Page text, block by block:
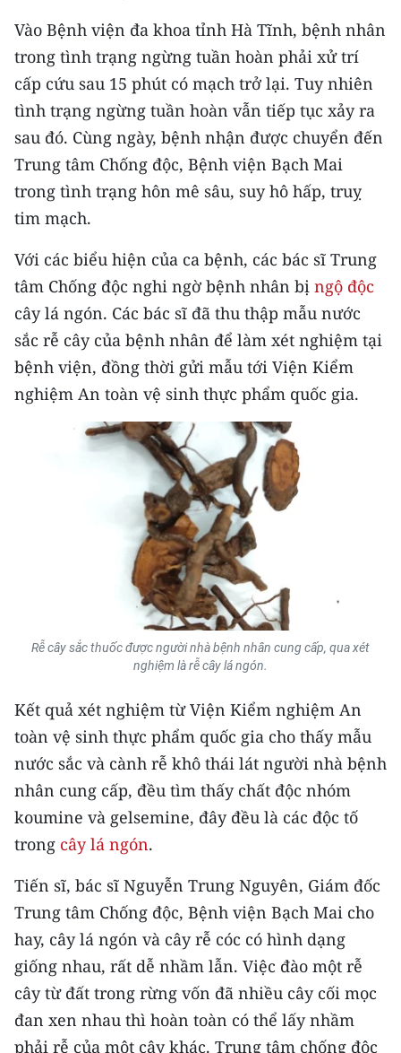
Media Y tế
Media Khoa học - Công nghệ
Media Môi trường
Ảnh
Infographic
TIN MỚI
TIN ĐỊA PHƯƠNG
Trung du và miền núi phía Bắc
Đồng bằng sông Hồng
Bắc Trung Bộ
Duyên hải Nam Trung Bộ và Tây
Đồng bằng sông Cửu Long
Chuyên trang Hà Nội
Chuyên trang TP. Hồ Chí Minh
CÁC CHUYÊN TRANG
VỀ BÁO NHÂN DÂN
THỜI NAY
NHÂN DÂN CUỐI TUẦN
NHÂN DÂN HẰNG THÁNG
MUA BÁO
ĐỌC BÁO IN
Vào Bệnh viện đa khoa tỉnh Hà Tĩnh, bệnh nhân
trong tình trạng ngừng tuần hoàn phải xử trí
cấp cứu sau 15 phút có mạch trở lại. Tuy nhiên
tình trạng ngừng tuần hoàn vẫn tiếp tục xảy ra
sau đó. Cùng ngày, bệnh nhận được chuyển đến
Trung tâm Chống độc, Bệnh viện Bạch Mai
trong tình trạng hôn mê sâu, suy hô hấp, truỵ
tim mạch.
Với các biểu hiện của ca bệnh, các bác sĩ Trung
tâm Chống độc nghi ngờ bệnh nhân bị ngộ độc
cây lá ngón. Các bác sĩ đã thu thập mẫu nước
sắc rễ cây của bệnh nhân để làm xét nghiệm tại
bệnh viện, đồng thời gửi mẫu tới Viện Kiểm
nghiệm An toàn vệ sinh thực phẩm quốc gia.
Rễ cây sắc thuốc được người nhà bệnh nhân cung cấp, qua xét
nghiệm làrễcây lá ngón.
Kết quả xét nghiệm từ Viện Kiểm nghiệm An
toàn vệ sinh thực phẩm quốc gia cho thấy mẫu
nước sắc và cành rễ khô thái lát người nhà bệnh
nhân cung cấp, đều tìm thấy chất độc nhóm
koumine và gelsemine, đây đều là các độc tố
trong cây lá ngón.
Tiến sĩ, bác sĩ Nguyễn Trung Nguyên, Giám đốc
Trung tâm Chống độc, Bệnh viện Bạch Mai cho
hay, cây lá ngón và cây rễ cóc có hình dạng
giống nhau, rất dễ nhầm lẫn. Việc đào một rễ
cây từ đất trong rừng vốn đã nhiều cây cối mọc
đan xen nhau thì hoàn toàn có thể lấy nhầm
phải rễ của một cây khác. Trung tâm chống độc